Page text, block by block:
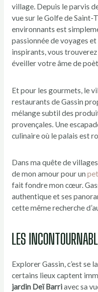
village. Depuis le parvis
vue sur le Golfe de Saint-
environnants est
passionnée de voyages
inspirants, vous
éveiller votre âme de
Et pour les gourmets, le
restaurants de Gassin
mélange subtil des
provençales. Une
culinaire où le palais est
Dans ma quête de
de mon amour pour un
fait fondre mon cœur.
authentique et ses
cette même recherche
LES
Explorer Gassin, c’est se
certains lieux captent
jardin Deï Barriavec sa